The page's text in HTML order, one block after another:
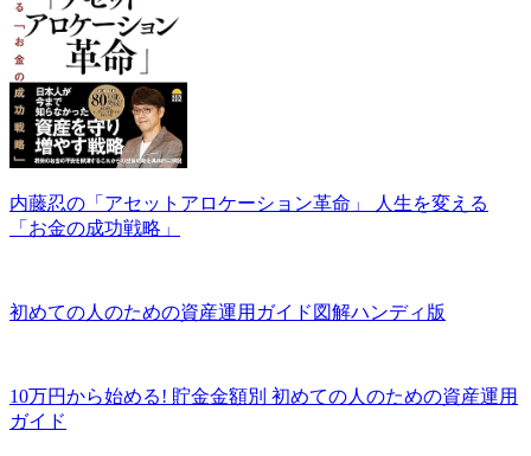
内藤忍の「アセットアロケーション革命」 人生を変える
「お金の成功戦略」
初めての人のための資産運用ガイド図解ハンディ版
10万円から始める! 貯金金額別 初めての人のための資産運用
ガイド